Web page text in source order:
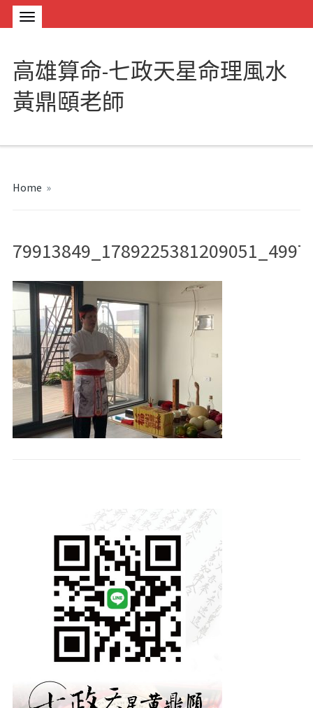
高雄算命-七政天星命理風水
黃鼎頤老師
Home »